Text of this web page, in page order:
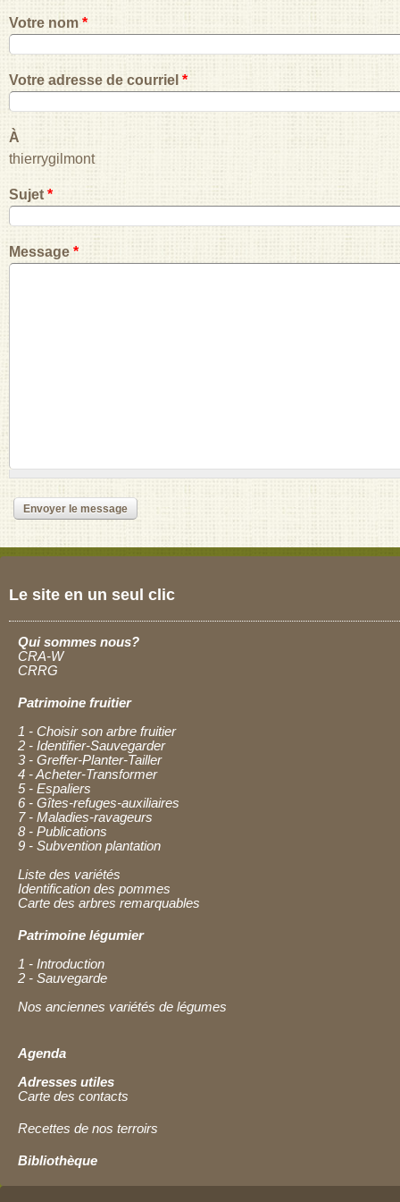
Votre nom *
Votre adresse de courriel *
À
thierrygilmont
Sujet *
Message *
Le site en un seul clic
Qui sommes nous?
CRA-W
CRRG
Patrimoine fruitier
1 - Choisir son arbre fruitier
2 - Identifier-Sauvegarder
3 - Greffer-Planter-Tailler
4 - Acheter-Transformer
5 - Espaliers
6 - Gîtes-refuges-auxiliaires
7 - Maladies-ravageurs
8 - Publications
9 - Subvention plantation
Liste des variétés
Identification des pommes
Carte des arbres remarquables
Patrimoine légumier
1 - Introduction
2 - Sauvegarde
Nos anciennes variétés de légumes
Agenda
Adresses utiles
Carte des contacts
Recettes de nos terroirs
Bibliothèque